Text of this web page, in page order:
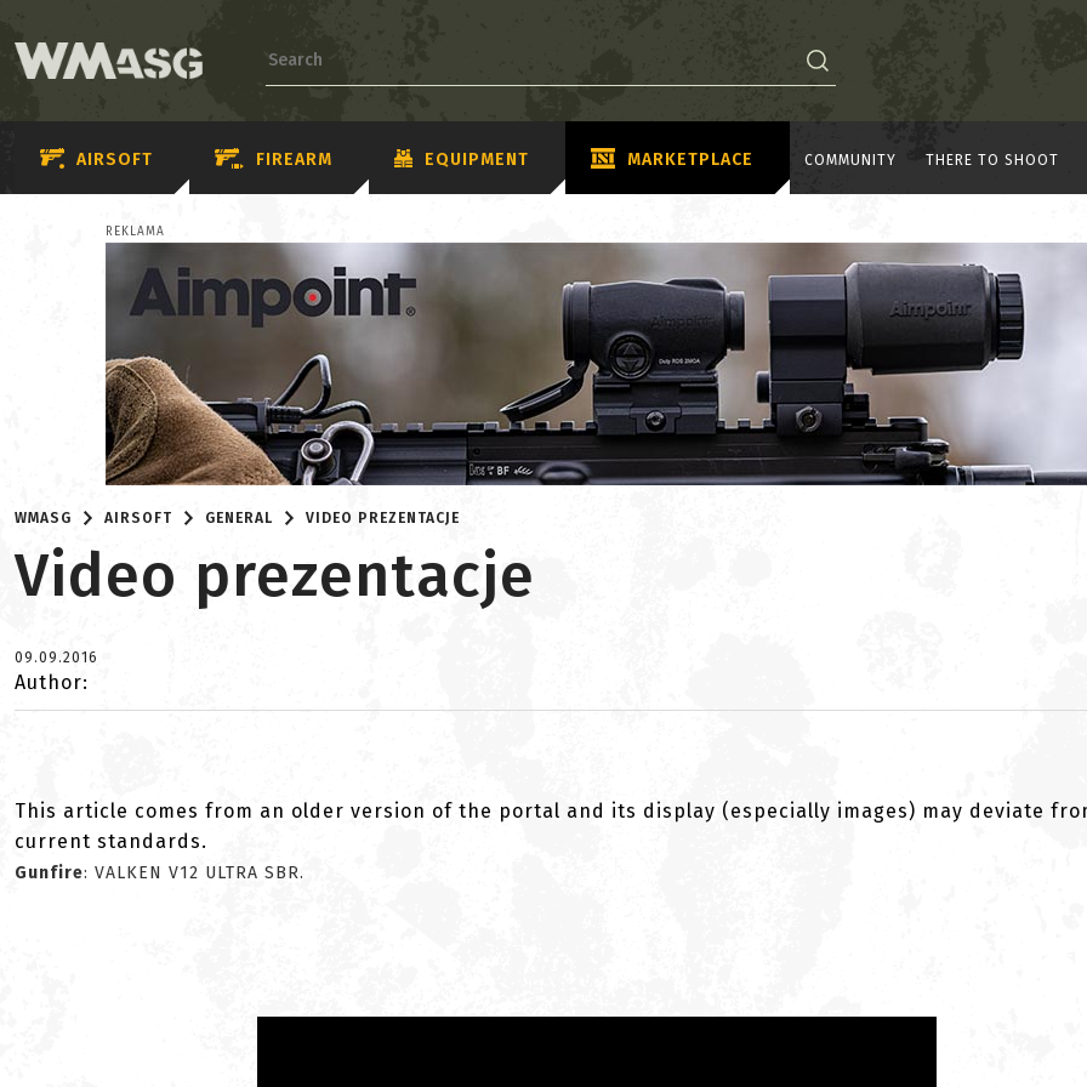
AIRSOFT FIREARM EQUIPMENT MARKETPLACE COMMUNITY THERE TO SHOOT
REKLAMA
WMASG AIRSOFT GENERAL VIDEO PREZENTACJE
Video prezentacje
09.09.2016
Author:
This article comes from an older version of the portal and its display (especially images) may deviate
current standards.
Gunfire: VALKEN V12 ULTRA SBR.